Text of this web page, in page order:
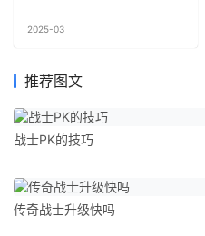
2025-03
推荐图文
战士PK的技巧
传奇战士升级快吗